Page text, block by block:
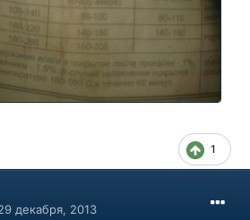
1
декабря, 2013